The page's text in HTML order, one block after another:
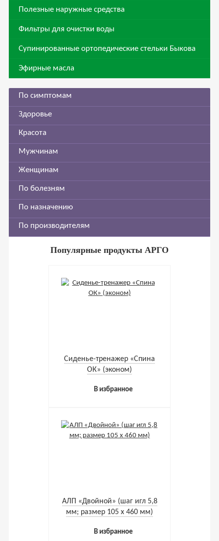
Полезные наружные средства
Фильтры для очистки воды
Супинированные ортопедические стельки Быкова
Эфирные масла
По симптомам
Здоровье
Красота
Мужчинам
Женщинам
По болезням
По назначению
По производителям
Популярные продукты АРГО
Cиденье-тренажер «Спина
ОК» (эконом)
В избранное
АЛП «Двойной» (шаг игл 5,8
мм; размер 105 х 460 мм)
В избранное